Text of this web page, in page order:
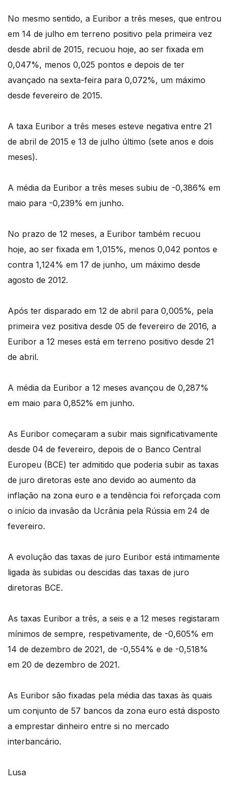
No mesmo sentido, a Euribor a três meses, que entrou
em 14 de julho em terreno positivo pela primeira vez
desde abril de 2015, recuou hoje, ao ser fixada em
0,047%, menos 0,025 pontos e depois de ter
avançado na sexta-feira para 0,072%, um máximo
desde fevereiro de 2015.
A taxa Euribor a três meses esteve negativa entre 21
de abril de 2015 e 13 de julho último (sete anos e dois
meses).
A média da Euribor a três meses subiu de -0,386% em
maio para -0,239% em junho.
No prazo de 12 meses, a Euribor também recuou
hoje, ao ser fixada em 1,015%, menos 0,042 pontos e
contra 1,124% em 17 de junho, um máximo desde
agosto de 2012.
Após ter disparado em 12 de abril para 0,005%, pela
primeira vez positiva desde 05 de fevereiro de 2016, a
Euribor a 12 meses está em terreno positivo desde 21
de abril.
A média da Euribor a 12 meses avançou de 0,287%
em maio para 0,852% em junho.
As Euribor começaram a subir mais significativamente
desde 04 de fevereiro, depois de o Banco Central
Europeu (BCE) ter admitido que poderia subir as taxas
de juro diretoras este ano devido ao aumento da
inflação na zona euro e a tendência foi reforçada com
o início da invasão da Ucrânia pela Rússia em 24 de
fevereiro.
A evolução das taxas de juro Euribor está intimamente
ligada às subidas ou descidas das taxas de juro
diretoras BCE.
As taxas Euribor a três, a seis e a 12 meses registaram
mínimos de sempre, respetivamente, de -0,605% em
14 de dezembro de 2021, de -0,554% e de -0,518%
em 20 de dezembro de 2021.
As Euribor são fixadas pela média das taxas às quais
um conjunto de 57 bancos da zona euro está disposto
a emprestar dinheiro entre si no mercado
interbancário.
Lusa